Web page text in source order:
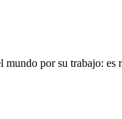
por su trabajo: es